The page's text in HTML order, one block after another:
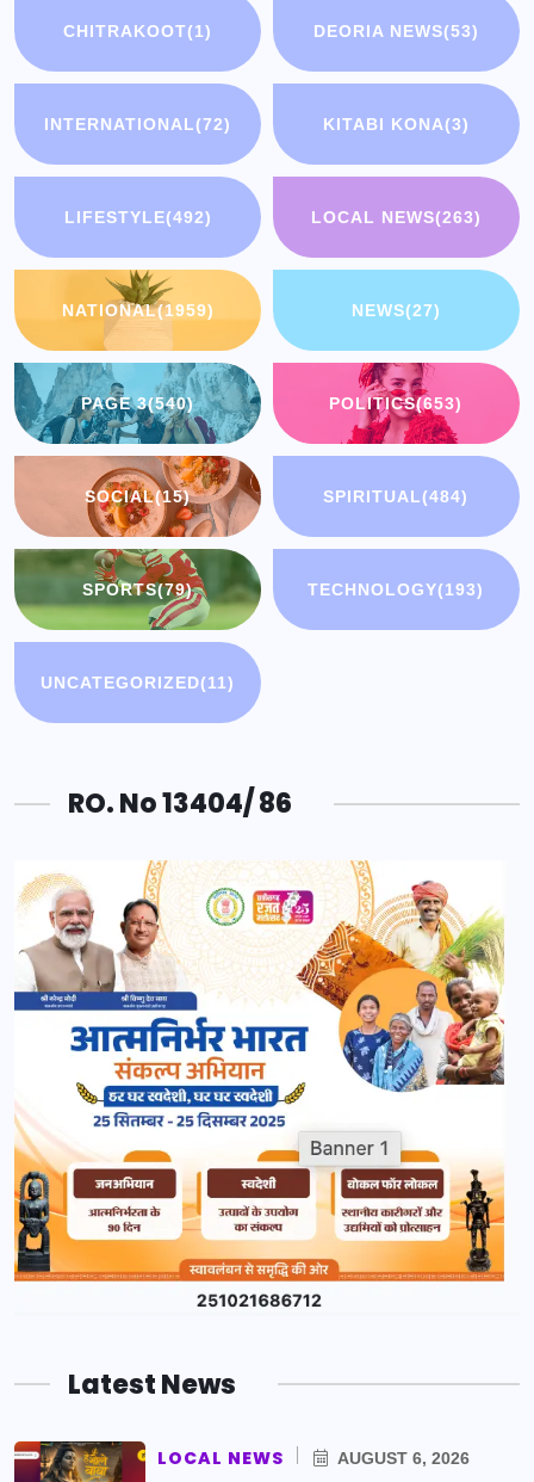
CHITRAKOOT(1) DEORIA NEWS(53)
INTERNATIONAL(72) KITABI KONA(3)
LIFESTYLE(492) LOCAL NEWS(263)
NATIONAL(1959) NEWS(27)
PAGE 3(540) POLITICS(653)
SOCIAL(15) SPIRITUAL(484)
SPORTS(79) TECHNOLOGY(193)
UNCATEGORIZED(11)
RO. No 13404/ 86
Latest News
LOCAL NEWS AUGUST 6, 2026